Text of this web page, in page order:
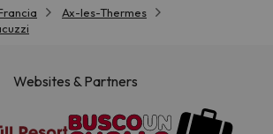
Ax-les-Thermes
Websites & Partners